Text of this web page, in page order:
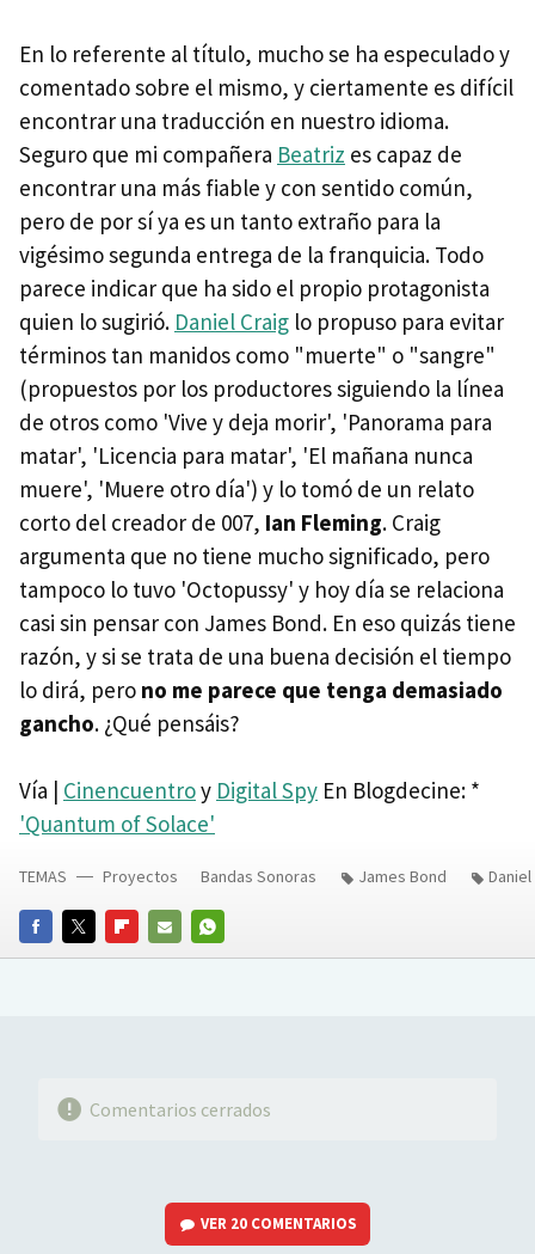
En lo referente al título, mucho se ha especulado y
comentado sobre el mismo, y ciertamente es difícil
encontrar una traducción en nuestro idioma.
Seguro que mi compañera Beatriz es capaz de
encontrar una más fiable y con sentido común,
pero de por sí ya es un tanto extraño para la
vigésimo segunda entrega de la franquicia. Todo
parece indicar que ha sido el propio protagonista
quien lo sugirió. Daniel Craig lo propuso para evitar
términos tan manidos como "muerte" o "sangre"
(propuestos por los productores siguiendo la línea
de otros como 'Vive y deja morir', 'Panorama para
matar', 'Licencia para matar', 'El mañana nunca
muere', 'Muere otro día') y lo tomó de un relato
corto del creador de 007, Ian Fleming. Craig
argumenta que no tiene mucho significado, pero
tampoco lo tuvo 'Octopussy' y hoy día se relaciona
casi sin pensar con James Bond. En eso quizás tiene
razón, y si se trata de una buena decisión el tiempo
lo dirá, pero no me parece que tenga demasiado
gancho. ¿Qué pensáis?
Vía | Cinencuentroy Digital Spy En Blogdecine: *
'Quantum of Solace'
FACEBOOKTWITTERFLIPBOARD
E-
WHATSAPP
TEMAS Proyectos Bandas Sonoras James Bond
Comentarios cerrados
VER 20 COMENTARIOS